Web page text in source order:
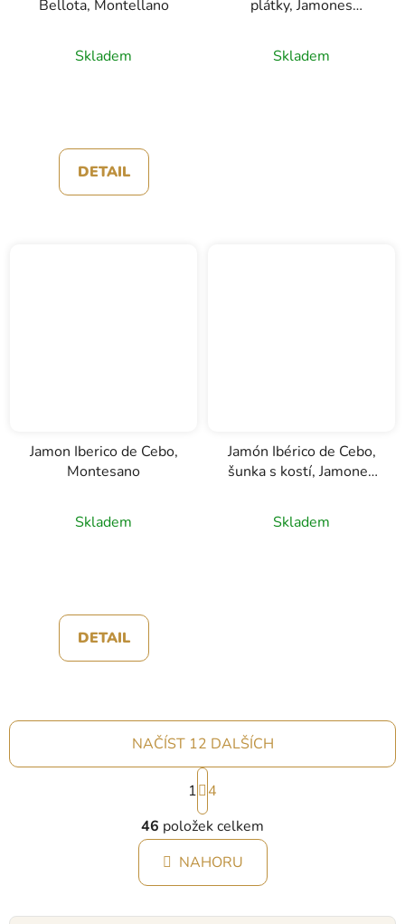
Bellota, Montellano
Skladem
DETAIL
plátky, Jamones
Skladem
Jamon Iberico de Cebo,
Montesano
Skladem
DETAIL
Jamón Ibérico de Cebo,
šunka s kostí, Jamones
Skladem
O
v
l
á
d
a
NAČÍST 12 DALŠÍCH
S
t
r
á
n
k
á
1
4
46 položek celkem
NAHORU